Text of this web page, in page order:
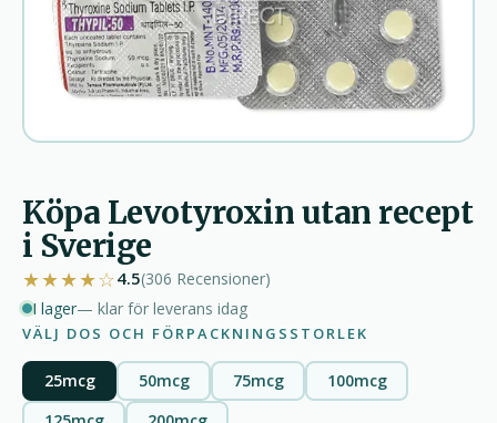
Köpa Levotyroxin utan recept
i Sverige
★★★★☆4.5(306 Recensioner)
I lager— klar för leverans idag
VÄLJ DOS OCH FÖRPACKNINGSSTORLEK
25mcg 50mcg 75mcg
100mcg